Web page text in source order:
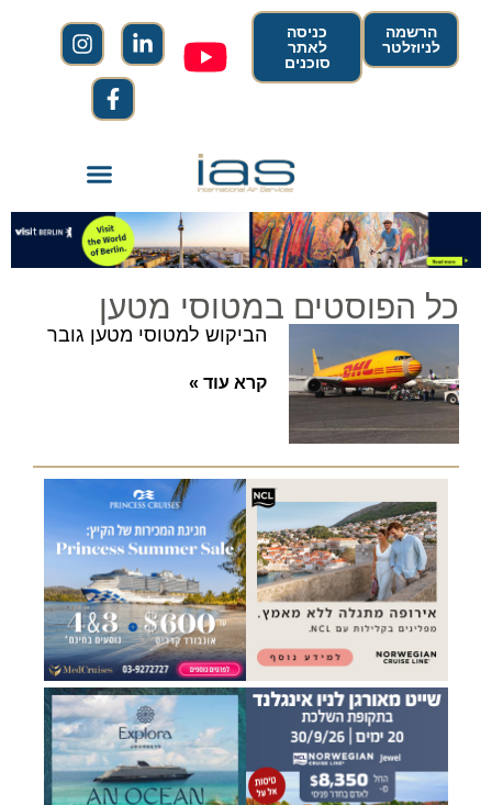
הרשמה
לניוזלטר
כניסה
לאתר
סוכנים
כל הפוסטים במטוסי מטען
הביקוש למטוסי מטען גובר
קרא עוד »